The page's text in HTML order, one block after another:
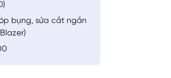
bụng, sửa cắt ngắn